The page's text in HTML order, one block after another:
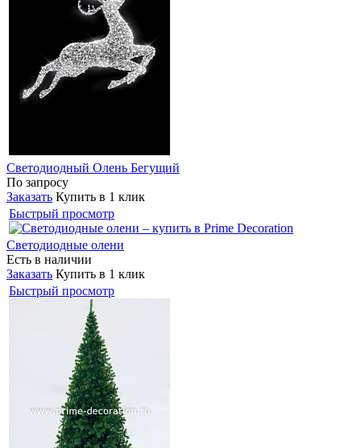
Светодиодный Олень Бегущий
По запросу
Заказать Купить в 1 клик
Быстрый просмотр
Светодиодные олени
Есть в наличии
Заказать Купить в 1 клик
Быстрый просмотр